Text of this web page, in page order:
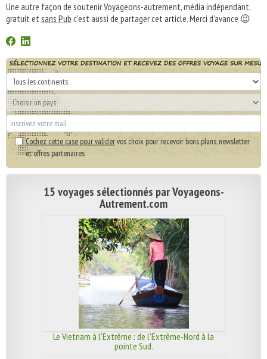
Une autre façon de soutenir Voyageons-autrement, média indépendant,
gratuit etsans Pub c'est aussi de partager cet article. Merci d'avance 😉
Cochez cette case pour validervos choix pour recevoir bons plans, newsletter
et offres partenaires
15 voyages sélectionnés par Voyageons-
Autrement.com
Le Vietnam à l'Extrême : de l'Extrême-Nord à la
pointe Sud.